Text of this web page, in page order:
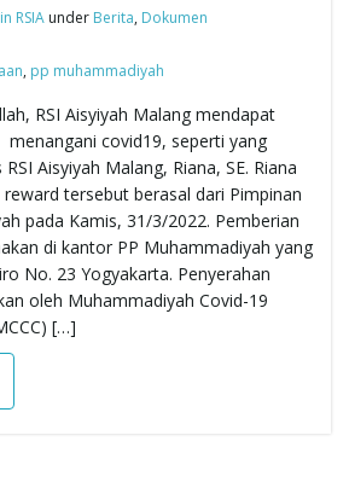
RSIA under Berita, Dokumen
, pp muhammadiyah
RSI Aisyiyah Malang mendapat
covid19, seperti yang
Aisyiyah Malang, Riana, SE. Riana
tersebut berasal dari Pimpinan
pada Kamis, 31/3/2022. Pemberian
di kantor PP Muhammadiyah yang
No. 23 Yogyakarta. Penyerahan
oleh Muhammadiyah Covid-19
[…]